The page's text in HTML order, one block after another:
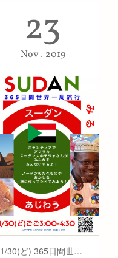
23
Nov 2019
11/30(ど) 365日間世界一周旅行 (スーダン編)